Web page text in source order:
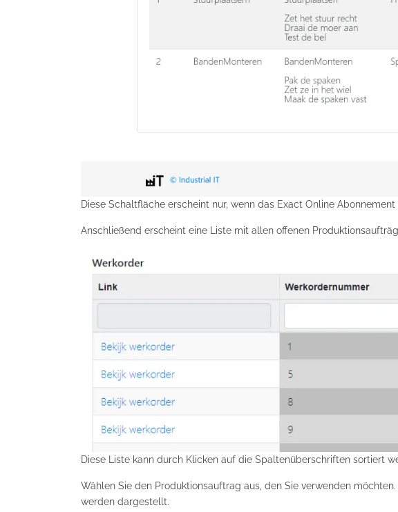
Diese Schaltfläche erscheint nur, wenn das Exact Online
Anschließend erscheint eine Liste mit allen offenen
Diese Liste kann durch Klicken auf die Spaltenüberschriften sortiert
Wählen Sie den Produktionsauftrag aus, den Sie verwenden
werden dargestellt.